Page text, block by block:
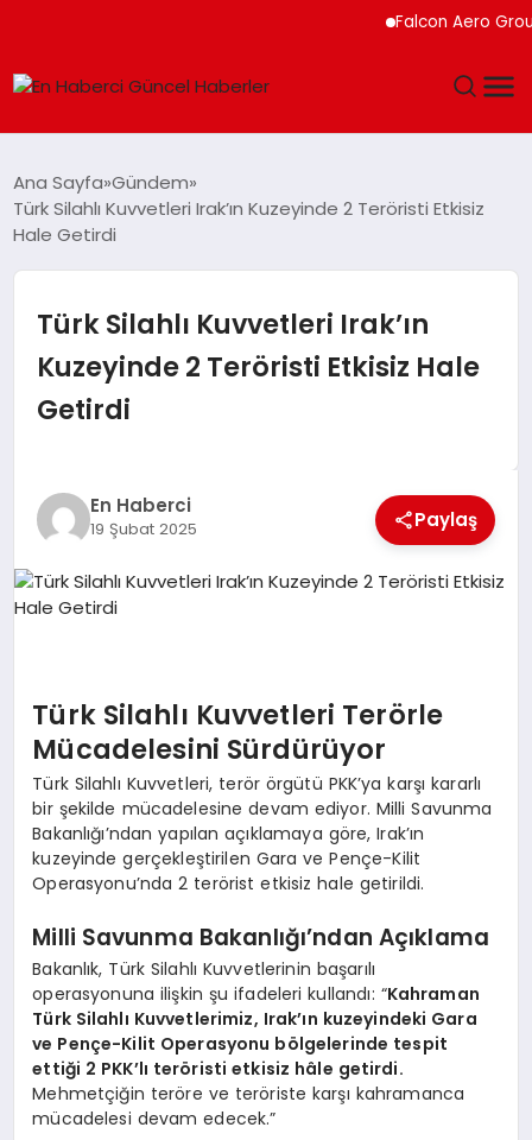
Falcon Aero
SPOR
MAGAZIN
EKONOMI
EĞITIM
Ana Sayfa Gündem
Türk Silahlı Kuvvetleri Irak’ın Kuzeyinde 2 Teröristi Etkisiz
Hale Getirdi
Türk Silahlı Kuvvetleri Irak’ın
Kuzeyinde 2 Teröristi Etkisiz Hale
Getirdi
En Haberci
19 Şubat 2025 Paylaş
Türk Silahlı Kuvvetleri Terörle
Mücadelesini Sürdürüyor
Türk Silahlı Kuvvetleri, terör örgütü PKK’ya karşı kararlı
bir şekilde mücadelesine devam ediyor. Milli Savunma
Bakanlığı’ndan yapılan açıklamaya göre, Irak’ın
kuzeyinde gerçekleştirilen Gara ve Pençe-Kilit
Operasyonu’nda 2 terörist etkisiz hale getirildi.
Milli Savunma Bakanlığı’ndan Açıklama
Bakanlık, Türk Silahlı Kuvvetlerinin başarılı
operasyonuna ilişkin şu ifadeleri kullandı: “Kahraman
Türk Silahlı Kuvvetlerimiz, Irak’ın kuzeyindeki Gara
ve Pençe-Kilit Operasyonu bölgelerinde tespit
ettiği 2 PKK’lı teröristi etkisiz hâle getirdi.
Mehmetçiğin teröre ve teröriste karşı kahramanca
mücadelesi devam edecek.”